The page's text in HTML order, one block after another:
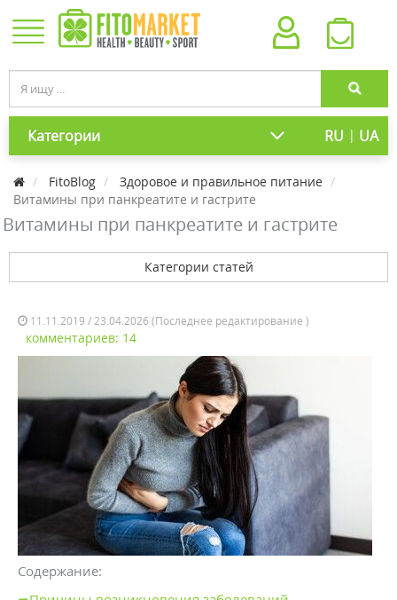
Категории RU | UA
FitoBlog
Здоровое и правильное питание
Витамины при панкреатите и гастрите
Витамины при панкреатите и гастрите
Категории статей
11.11.2019 / 23.04.2026 (Последнее редактирование )
комментариев: 14
Содержание: